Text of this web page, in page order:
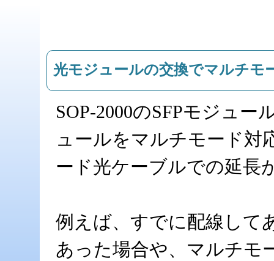
光モジュールの交換でマルチモ
SOP-2000のSFPモジュ
ュールをマルチモード対
ード光ケーブルでの延長
例えば、すでに配線して
あった場合や、マルチモ